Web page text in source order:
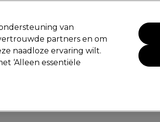
Mannen Vegan Nieuwe producten
van
partners en om
naadloze ervaring wilt.
‘Alleen essentiële